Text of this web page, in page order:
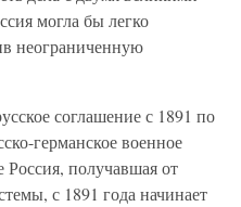
могла бы легко
неограниченную
соглашение с 1891 по
германское военное
Россия, получавшая от
с 1891 года начинает